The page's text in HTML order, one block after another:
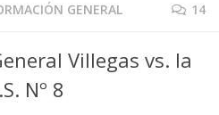
GENERAL 14
Villegas vs. la
Nº 8